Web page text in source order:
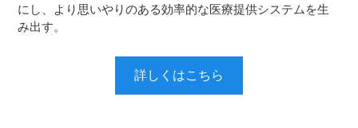
にし、より思いやりのある効率的な医療提供システムを生
み出す。
詳しくはこちら